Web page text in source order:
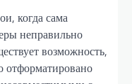
когда сама
неправильно
возможность,
отформатировано